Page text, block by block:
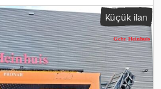
Merkezi yağlama sistemi. Çift yönlü yan
mm. Lastikler: 435/50R19,5, %90.
Şartlar ve Koşulları, Heinhuis
teklifler ve fiyat teklifleri,
tüm sözleşmeler ve bu sözleşmelere
için geçerlidir. Herhangi bir şekilde
Şartlar ve Koşullarının
Küçük ilan